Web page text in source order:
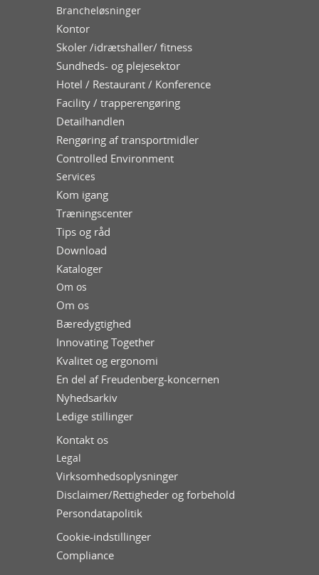
Brancheløsninger
Kontor
Skoler /idrætshaller/ fitness
Sundheds- og plejesektor
Hotel / Restaurant / Konference
Facility / trapperengøring
Detailhandlen
Rengøring af transportmidler
Controlled Environment
Services
Kom igang
Træningscenter
Tips og råd
Download
Kataloger
Om os
Om os
Bæredygtighed
Innovating Together
Kvalitet og ergonomi
En del af Freudenberg-koncernen
Nyhedsarkiv
Ledige stillinger
Kontakt os
Legal
Virksomhedsoplysninger
Disclaimer/Rettigheder og forbehold
Persondatapolitik
Cookie-indstillinger
Compliance